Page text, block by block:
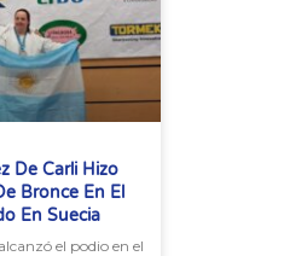
De Carli Hizo
Bronce En El
En Suecia
el podio en el